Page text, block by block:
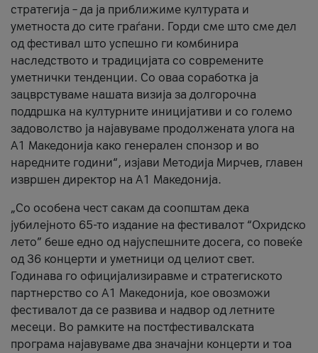
стратегија – да ја приближиме културата и
уметноста до сите граѓани. Горди сме што сме дел
од фестивал што успешно ги комбинира
наследството и традицијата со современите
уметнички тенденции. Со оваа соработка ја
зацврстуваме нашата визија за долгорочна
поддршка на културните иницијативи и со големо
задоволство ја најавуваме продолжената улога на
A1 Македонија како генерален спонзор и во
наредните години“, изјави Методија Мирчев, главен
извршен директор на A1 Македонија.
„Со особена чест сакам да соопштам дека
јубилејното 65-то издание на фестивалот “Охридско
лето” беше едно од најуспешните досега, со повеќе
од 36 концерти и уметници од целиот свет.
Годинава го официјализиравме и стратегиското
партнерство со А1 Македонија, кое овозможи
фестивалот да се развива и надвор од летните
месеци. Во рамките на постфестивалската
програма најавуваме два значајни концерти и тоа